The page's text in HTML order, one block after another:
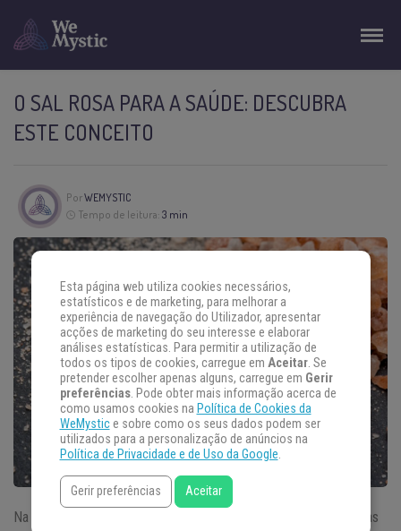
O SAL ROSA PARA A SAÚDE: DESCUBRA
ESTE CONCEITO
PorWEMYSTIC
Tempo de leitura: 3 min
Na pressa de nosso cotidiano, às vezes realizamos várias tarefas
Esta página web utiliza cookies necessários,
estatísticos e de marketing, para melhorar a
experiência de navegação do Utilizador, apresentar
acções de marketing do seu interesse e elaborar
análises estatísticas. Para permitir a utilização de
todos os tipos de cookies, carregue em Aceitar. Se
pretender escolher apenas alguns, carregue em Gerir
preferências. Pode obter mais informação acerca de
como usamos cookies na Política de Cookies da
WeMystice sobre como os seus dados podem ser
utilizados para a personalização de anúncios na
Política de Privacidade e de Uso da Google.
Gerir preferências Aceitar